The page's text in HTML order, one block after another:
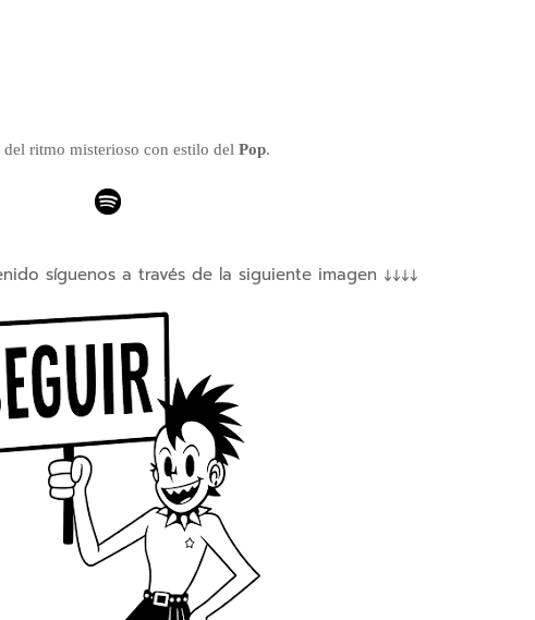
ritmo misterioso con estilo delPop.
síguenos a través de la siguiente imagen ↓↓↓↓